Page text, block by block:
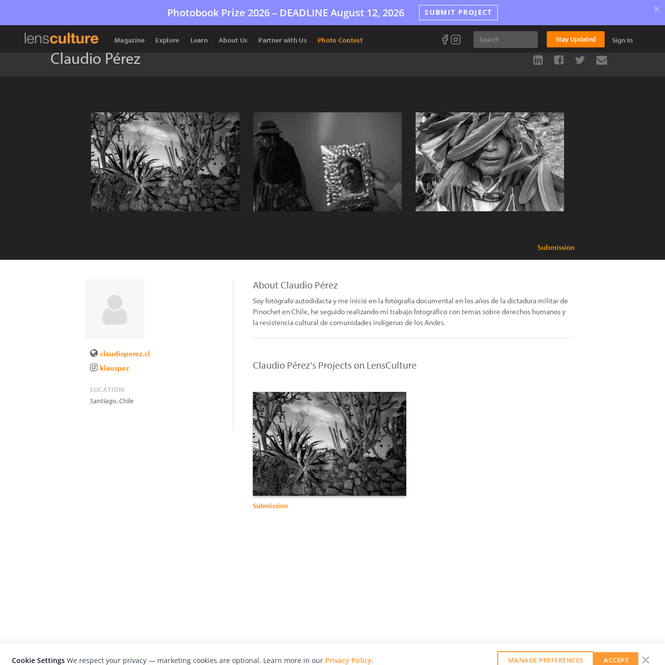
Photobook Prize 2026 – DEADLINE August 12, 2026 SUBMIT PROJECT ×
Magazine Explore Learn About Us Partner with Us Photo Contest Stay Updated Sign In
Claudio Pérez
Submission
claudioperez.cl
klauspez
LOCATION:
Santiago,Chile
About Claudio Pérez
Soy fotógrafo autodidacta y me inicié en la fotografía documental en los años de la dictadura militar de
Pinochet en Chile, he seguido realizando mi trabajo fotográfico con temas sobre derechos humanos y
la resistencia cultural de comunidades indígenas de los Andes.
Claudio Pérez's Projects on LensCulture
Submission
Cookie Settings We respect your privacy — marketing cookies are optional. Learn more in our Privacy Policy. MANAGE PREFERENCES ACCEPT